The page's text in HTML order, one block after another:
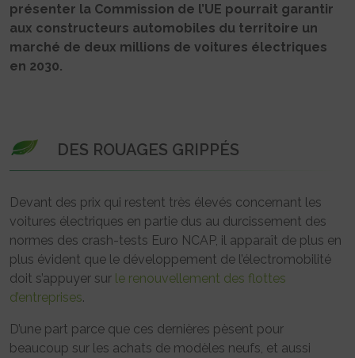
présenter la Commission de l’UE pourrait garantir
aux constructeurs automobiles du territoire un
marché de deux millions de voitures électriques
en 2030.
DES ROUAGES GRIPPÉS
Devant des prix qui restent très élevés concernant les
voitures électriques en partie dus au durcissement des
normes des crash-tests Euro NCAP, il apparaît de plus en
plus évident que le développement de l’électromobilité
doit s’appuyer sur le renouvellement des flottes
d’entreprises.
D’une part parce que ces dernières pèsent pour
beaucoup sur les achats de modèles neufs, et aussi